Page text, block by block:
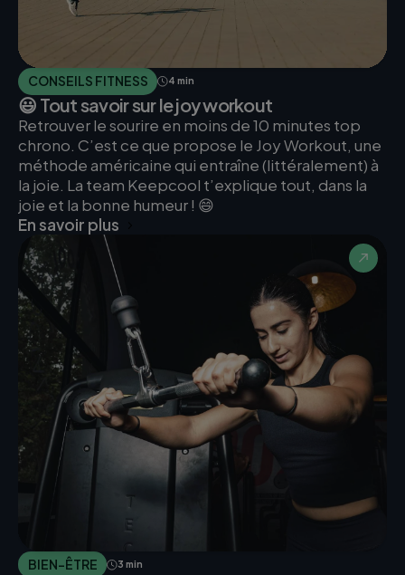
CONSEILS FITNESS 4 min
😃 Tout savoir sur le joy workout
Retrouver le sourire en moins de 10 minutes top
chrono. C’est ce que propose le Joy Workout, une
méthode américaine qui entraîne (littéralement) à
la joie. La team Keepcool t’explique tout, dans la
joie et la bonne humeur ! 😄
En savoir plus
BIEN-ÊTRE 3 min